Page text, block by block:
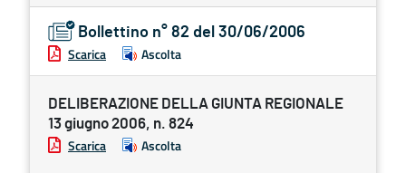
Bollettino n° 82 del 30/06/2006
Scarica Ascolta
DELIBERAZIONE DELLA GIUNTA REGIONALE
13 giugno 2006, n. 824
Scarica Ascolta